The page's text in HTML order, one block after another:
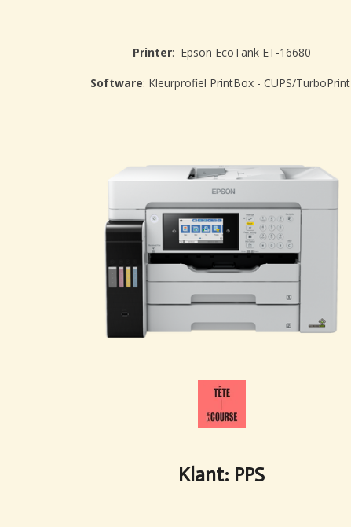
Printer: Epson EcoTank ET-16680
Software: Kleurprofiel PrintBox - CUPS/TurboPrint
Klant: PPS